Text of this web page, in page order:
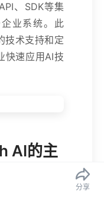
分享
、SDK等集
业系统。此
技术支持和定
快速应用AI技
AI的主